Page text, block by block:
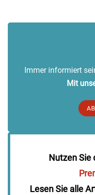
Immer informiert
Mit
Nutzen Sie
Lesen Sie alle